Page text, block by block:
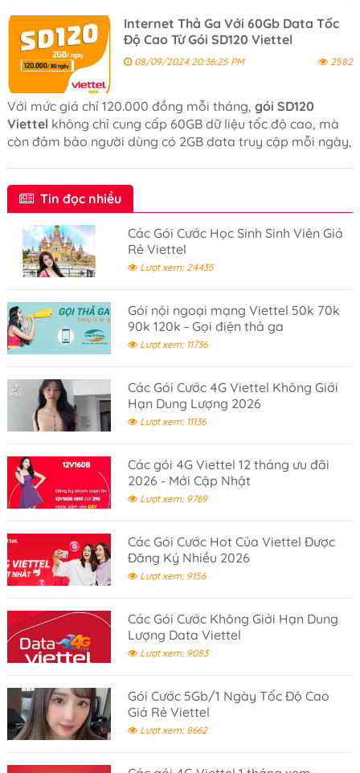
Internet Thả Ga Với 60Gb Data Tốc
Độ Cao Từ Gói SD120 Viettel
08/09/2024 20:36:25 PM 2582
Với mức giá chỉ 120.000 đồng mỗi tháng, gói SD120
Viettel không chỉ cung cấp 60GB dữ liệu tốc độ cao, mà
còn đảm bảo người dùng có 2GB data truy cập mỗi ngày,
Tin đọc nhiều
Các Gói Cước Học Sinh Sinh Viên Giá
Rẻ Viettel
Lượt xem: 24435
Gói nội ngoại mạng Viettel 50k 70k
90k 120k - Gọi điện thả ga
Lượt xem: 11736
Các Gói Cước 4G Viettel Không Giới
Hạn Dung Lượng 2026
Lượt xem: 11136
Các gói 4G Viettel 12 tháng ưu đãi
2026 - Mới Cập Nhật
Lượt xem: 9769
Các Gói Cước Hot Của Viettel Được
Đăng Ký Nhiều 2026
Lượt xem: 9156
Các Gói Cước Không Giới Hạn Dung
Lượng Data Viettel
Lượt xem: 9083
Gói Cước 5Gb/1 Ngày Tốc Độ Cao
Giá Rẻ Viettel
Lượt xem: 8662